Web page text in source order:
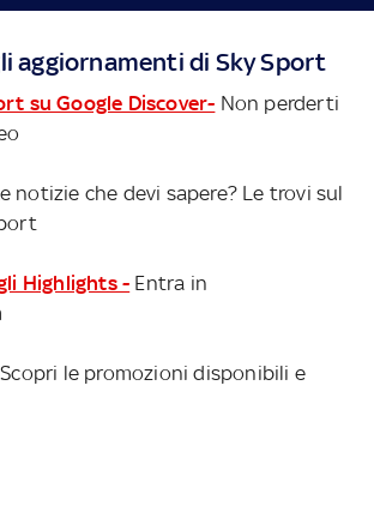
aggiornamenti di Sky Sport
su Google Discover- Non perderti
notizie che devi sapere? Le trovi sul
Highlights - Entra in
Scopri le promozioni disponibili e